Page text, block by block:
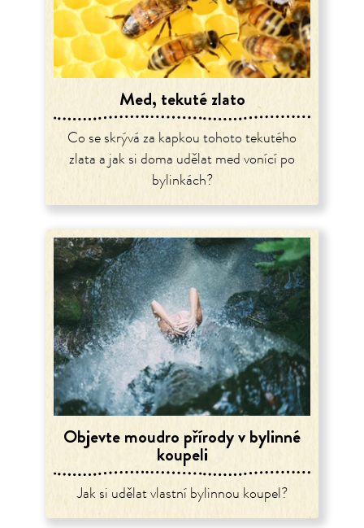
Med, tekuté zlato
Co se skrývá za kapkou tohoto tekutého
zlata a jak si doma udělat med vonící po
bylinkách?
Objevte moudro přírody v bylinné
koupeli
Jak si udělat vlastní bylinnou koupel?